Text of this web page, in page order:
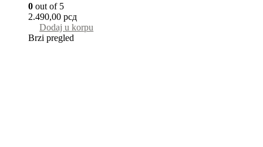
0 out of 5
2.490,00 рсд
Dodaj u korpu
Brzi pregled